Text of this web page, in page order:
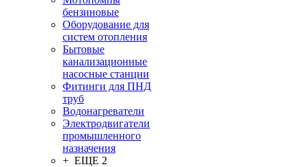
бензиновые
Оборудование для
систем отопления
Бытовые
канализационные
насосные станции
Фитинги для ПНД
труб
Водонагреватели
Электродвигатели
промышленного
назначения
+ ЕЩЕ 2